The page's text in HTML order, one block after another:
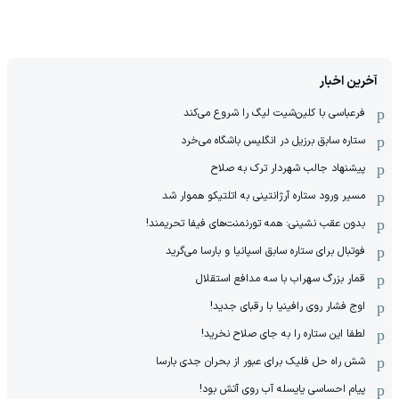
آخرین اخبار
فرعباسی با کلین‌شیت لیگ را شروع می‌کند
ستاره سابق برزیل در انگلیس باشگاه می‌خرد
پیشنهاد جالب شهردار ترک به صلاح
مسیر ورود ستاره آرژانتینی به اتلتیکو هموار شد
بدون عقب نشینی: همه تورنمنت‌های فیفا تحریمند!
فوتبال برای ستاره سابق اسپانیا و بارسا می‌گرید
قمار بزرگ سهراب با سه مدافع استقلال
اوج فشار روی رافینیا با رقبای جدید!
لطفا این ستاره را به جای صلاح نخرید!
شش راه حل فلیک برای عبور از بحران جدی بارسا
پیام احساسی یایسله آب روی آتش بود!